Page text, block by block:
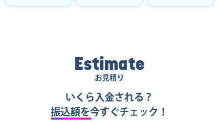
Estimate
お見積り
いくら入金される？
振込額を今すぐチェック！